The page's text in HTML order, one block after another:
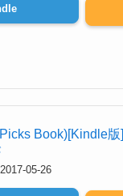
Book)[Kindle版]
05-26